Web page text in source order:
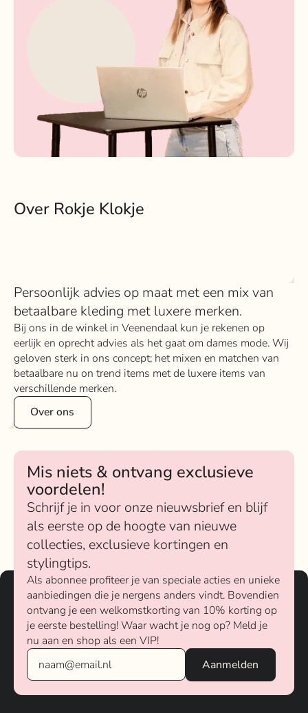
Over Rokje Klokje
Persoonlijk advies op maat met een mix van
betaalbare kleding met luxere merken.
Bij ons in de winkel in Veenendaal kun je rekenen op
eerlijk en oprecht advies als het gaat om dames mode. Wij
geloven sterk in ons concept; het mixen en matchen van
betaalbare nu on trend items met de luxere items van
verschillende merken.
Over ons
Mis niets & ontvang exclusieve
voordelen!
Schrijf je in voor onze nieuwsbrief en blijf
als eerste op de hoogte van nieuwe
collecties, exclusieve kortingen en
stylingtips.
Als abonnee profiteer je van speciale acties en unieke
aanbiedingen die je nergens anders vindt. Bovendien
ontvang je een welkomstkorting van 10% korting op
je eerste bestelling! Waar wacht je nog op? Meld je
nu aan en shop als een VIP!